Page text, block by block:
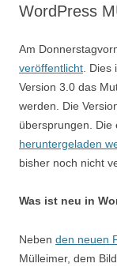
WordPress
Am
veröffentlicht .
Version 3.0 das
werden. Die
übersprungen. Die
heruntergeladen
bisher noch nicht
Was ist neu in
Neben den neuen
Mülleimer, dem